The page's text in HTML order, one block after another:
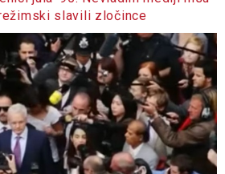
slavili zločince